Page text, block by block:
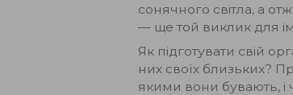
сонячного світла, а
— ще той виклик для
Як підготувати свій
них своїх близьких?
якими вони бувають, і